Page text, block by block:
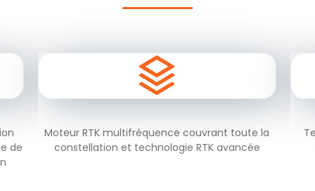
de
Moteur RTK multifréquence couvrant toute la
constellation et technologie RTK avancée